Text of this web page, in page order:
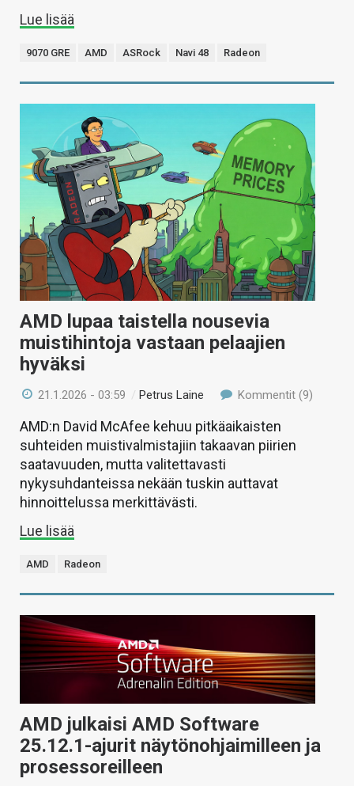
Lue lisää
9070 GRE AMD ASRock Navi 48 Radeon
AMD lupaa taistella nousevia
muistihintoja vastaan pelaajien
hyväksi
21.1.2026 - 03:59 /Petrus Laine Kommentit (9)
AMD:n David McAfee kehuu pitkäaikaisten
suhteiden muistivalmistajiin takaavan piirien
saatavuuden, mutta valitettavasti
nykysuhdanteissa nekään tuskin auttavat
hinnoittelussa merkittävästi.
Lue lisää
AMD Radeon
AMD julkaisi AMD Software
25.12.1-ajurit näytönohjaimilleen ja
prosessoreilleen